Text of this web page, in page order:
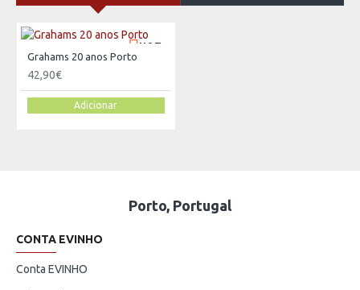
HOT
Grahams 20 anos Porto
42,90€
Adicionar
Porto, Portugal
CONTA EVINHO
Conta EVINHO